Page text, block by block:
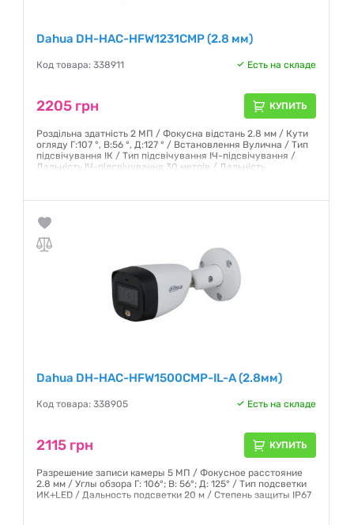
Dahua DH-HAC-HFW1231CMP (2.8 мм)
Код товара: 338911 Есть на складе
2205 грн КУПИТЬ
Роздільна здатність 2 МП / Фокусна відстань 2.8 мм / Кути
огляду Г:107 °, В:56 °, Д:127 ° / Встановлення Вулична / Тип
підсвічування ІК / Тип підсвічування IЧ-підсвічування /
Дальність ІЧ-підсвічування 30 метрів / Дальність
Гарантия:12 месяцев
Dahua DH-HAC-HFW1500CMP-IL-A (2.8мм)
Код товара: 338905 Есть на складе
2115 грн КУПИТЬ
Разрешение записи камеры 5 МП / Фокусное расстояние
2.8 мм / Углы обзора Г: 106°; В: 56°; Д: 125° / Тип подсветки
ИК+LED / Дальность подсветки 20 м / Степень защиты IP67